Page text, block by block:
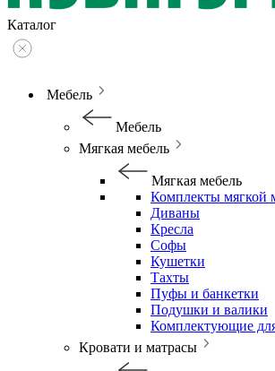
Каталог
Мебель
Мебель
Мягкая мебель
Мягкая мебель
Комплекты мягкой
Диваны
Кресла
Софы
Кушетки
Тахты
Пуфы и банкетки
Подушки и валики
Комплектующие
Кровати и матрасы